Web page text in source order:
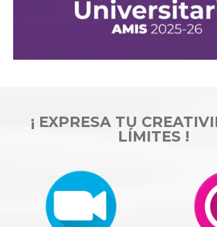
¡ EXPRESA TU
LÍMITES !